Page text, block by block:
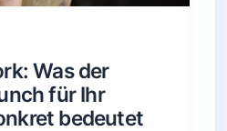
Was der
für Ihr
bedeutet